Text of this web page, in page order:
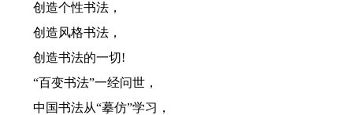
创造个性书法，
创造风格书法，
创造书法的一切!
“百变书法”一经问世，
中国书法从“摹仿”学习，